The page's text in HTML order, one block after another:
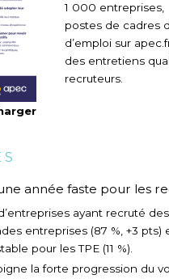
1 000 entreprises,
postes de cadres
d’emploi sur
des entretiens
recruteurs.
année faste pour les
ayant recruté
entreprises (87 %, +3 pts)
pour les TPE (11 %).
la forte progression du